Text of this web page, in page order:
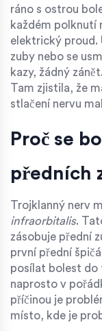
ráno s ostrou
každém polknutí
elektrický proud.
zuby nebo se
kazy, žádný
Tam zjistila, že
stlačení nervu
Proč se
předních
Trojklanný nerv
infraorbitalis.
zásobuje přední
první přední
posílat bolest do
naprosto v
příčinou je
místo, kde je